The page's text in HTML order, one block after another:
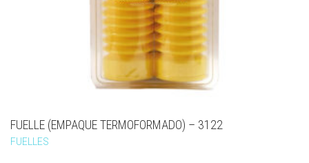
FUELLE (EMPAQUE TERMOFORMADO) – 3122
FUELLES